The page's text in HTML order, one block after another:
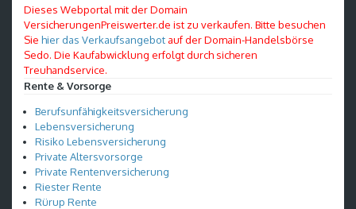
Dieses Webportal mit der Domain
VersicherungenPreiswerter.de ist zu verkaufen. Bitte besuchen
Sie hier das Verkaufsangebot auf der Domain-Handelsbörse
Sedo. Die Kaufabwicklung erfolgt durch sicheren
Treuhandservice.
Rente & Vorsorge
Berufsunfähigkeitsversicherung
Lebensversicherung
Risiko Lebensversicherung
Private Altersvorsorge
Private Rentenversicherung
Riester Rente
Rürup Rente